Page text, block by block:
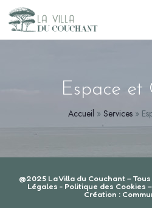
Espace et
Accueil » Services »
@2025 La Villa du Couchant–
Légales - Politique des Cookies –
Création :